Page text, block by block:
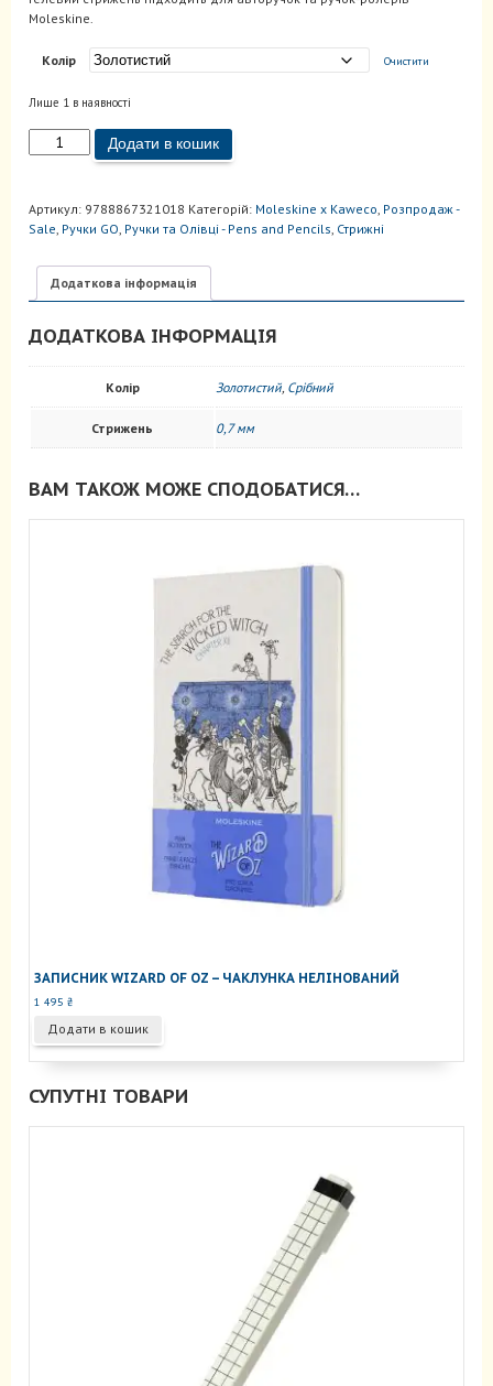
Moleskine.
Колір Очистити
Лише 1 в наявності
Стрижень
-
мм
Металік
Додати в кошик
Артикул: 9788867321018 Категорій: Moleskine x Kaweco, Розпродаж -
Sale, Ручки GO, Ручки та Олівці - Pens and Pencils, Стрижні
Додаткова інформація
ДОДАТКОВА ІНФОРМАЦІЯ
Колір Золотистий Срібний
Стрижень 0,7 мм
ВАМ ТАКОЖ МОЖЕ СПОДОБАТИСЯ…
ЗАПИСНИК WIZARD OF OZ – ЧАКЛУНКА НЕЛІНОВАНИЙ
1 495 ₴
Додати в кошик
СУПУТНІ ТОВАРИ